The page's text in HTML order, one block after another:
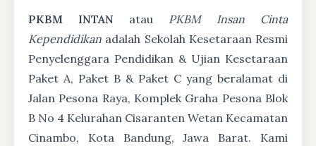
PKBM INTAN atau PKBM Insan Cinta
Kependidikan adalah Sekolah Kesetaraan Resmi
Penyelenggara Pendidikan & Ujian Kesetaraan
Paket A, Paket B & Paket C yang beralamat di
Jalan Pesona Raya, Komplek Graha Pesona Blok
B No 4 Kelurahan Cisaranten Wetan Kecamatan
Cinambo, Kota Bandung, Jawa Barat. Kami